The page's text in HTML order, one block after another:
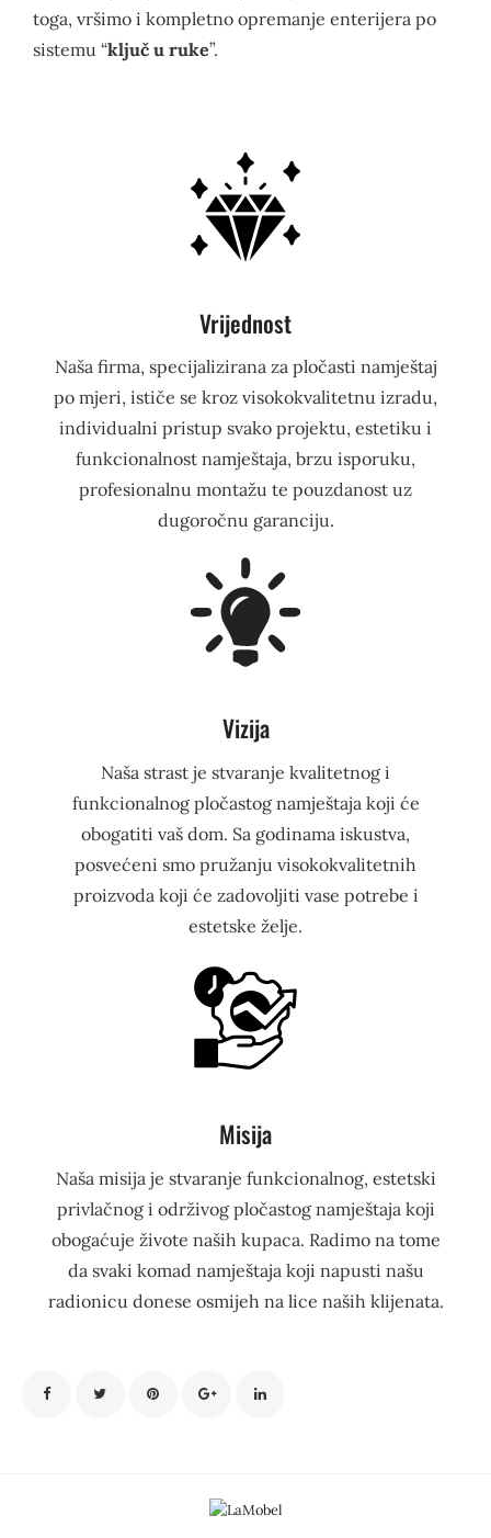
toga, vršimo i kompletno opremanje enterijera po
sistemu “ključ u ruke”.
Vrijednost
Naša firma, specijalizirana za pločasti namještaj
po mjeri, ističe se kroz visokokvalitetnu izradu,
individualni pristup svako projektu, estetiku i
funkcionalnost namještaja, brzu isporuku,
profesionalnu montažu te pouzdanost uz
dugoročnu garanciju.
Vizija
Naša strast je stvaranje kvalitetnog i
funkcionalnog pločastog namještaja koji će
obogatiti vaš dom. Sa godinama iskustva,
posvećeni smo pružanju visokokvalitetnih
proizvoda koji će zadovoljiti vase potrebe i
estetske želje.
Misija
Naša misija je stvaranje funkcionalnog, estetski
privlačnog i održivog pločastog namještaja koji
obogaćuje živote naših kupaca. Radimo na tome
da svaki komad namještaja koji napusti našu
radionicu donese osmijeh na lice naših klijenata.